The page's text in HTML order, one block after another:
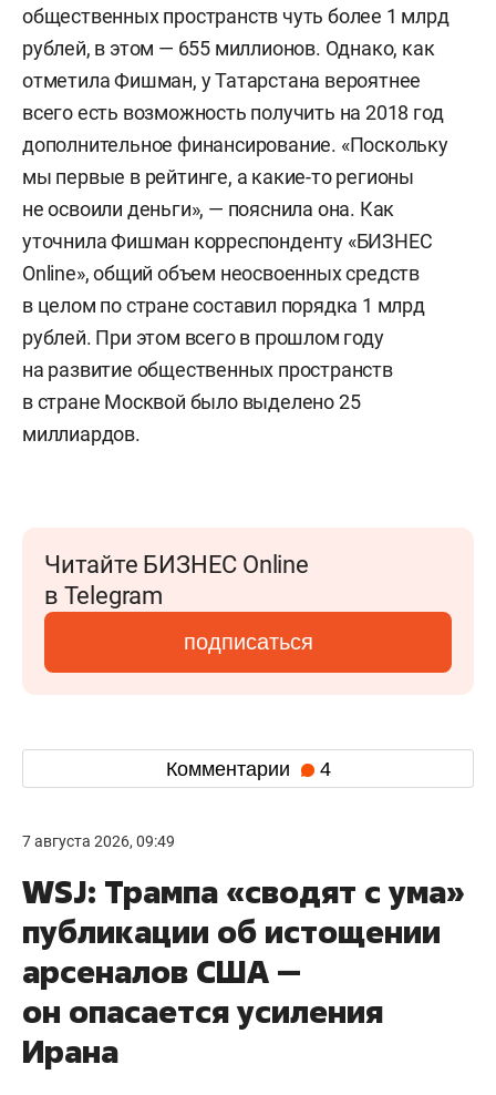
общественных пространств чуть более 1 млрд
рублей, в этом — 655 миллионов. Однако, как
отметила Фишман, у Татарстана вероятнее
всего есть возможность получить на 2018 год
дополнительное финансирование. «Поскольку
мы первые в рейтинге, а какие-то регионы
не освоили деньги», — пояснила она. Как
уточнила Фишман корреспонденту «БИЗНЕС
Online», общий объем неосвоенных средств
в целом по стране составил порядка 1 млрд
рублей. При этом всего в прошлом году
на развитие общественных пространств
в стране Москвой было выделено 25
миллиардов.
Читайте БИЗНЕС Online
в Telegram
подписаться
Комментарии 4
7 августа 2026, 09:49
WSJ: Трампа «сводят с ума»
публикации об истощении
арсеналов США —
он опасается усиления
Ирана